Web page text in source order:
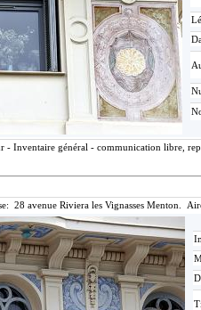
- Inventaire général - communication libre,
28 avenue Riviera les Vignasses Menton.